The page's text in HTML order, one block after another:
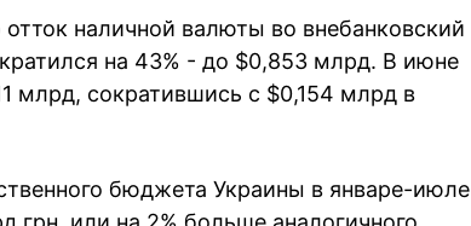
наличной валюты во внебанковский
на 43% - до $0,853 млрд. В июне
млрд, сократившись с $0,154 млрд в
бюджета Украины в январе-июле